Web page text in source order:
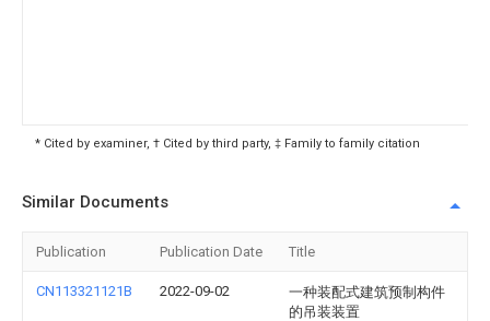
* Cited by examiner, † Cited by third party, ‡ Family to family citation
Similar Documents
Publication Publication Date Title
CN113321121B 2022-09-02
一种装配式建筑预制构件
的吊装装置